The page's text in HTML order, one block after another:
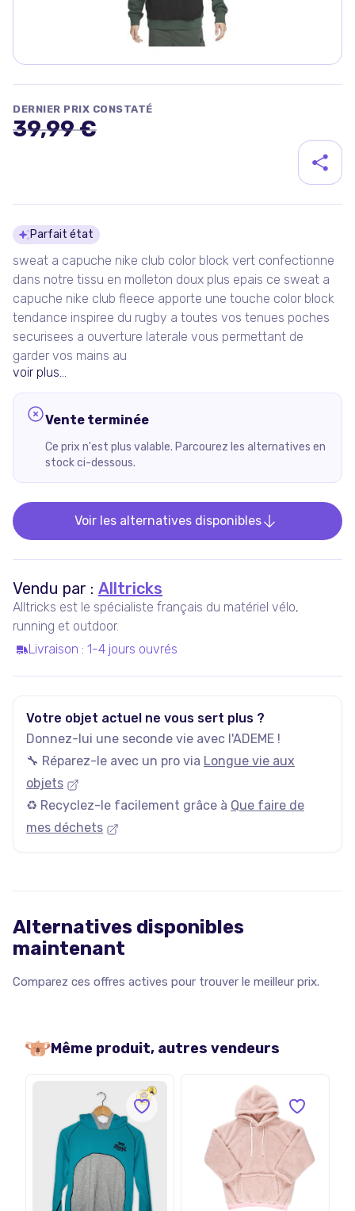
DERNIER PRIX CONSTATÉ
39,99 €
Détails du produit
Parfait état
sweat a capuche nike club color block vert confectionne
dans notre tissu en molleton doux plus epais ce sweat a
capuche nike club fleece apporte une touche color block
tendance inspiree du rugby a toutes vos tenues poches
securisees a ouverture laterale vous permettant de
garder vos mains au
voir plus...
Vente terminée
Ce prix n'est plus valable. Parcourez les alternatives en
stock ci-dessous.
Voir les alternatives disponibles
Vendu par : Alltricks
Alltricks est le spécialiste français du matériel vélo,
running et outdoor.
Livraison : 1-4 jours ouvrés
Votre objet actuel ne vous sert plus ?
Donnez-lui une seconde vie avec l'ADEME !
🔧 Réparez-le avec un pro via Longue vie aux
objets
♻️ Recyclez-le facilement grâce à Que faire de
mes déchets
Alternatives disponibles
maintenant
Comparez ces offres actives pour trouver le meilleur prix.
Même produit, autres vendeurs